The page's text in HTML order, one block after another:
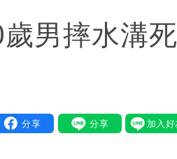
逼遷 Summer火大（壹蘋
男摔水溝死